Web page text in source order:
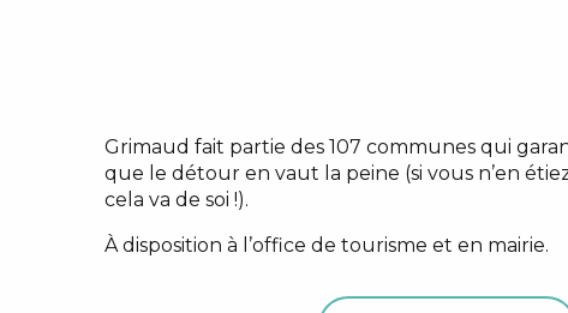
Grimaud fait partie des 107 communes qui
que le détour en vaut la peine (si vous n’en
cela va de soi !).
À disposition à l’office de tourisme et en mairie.